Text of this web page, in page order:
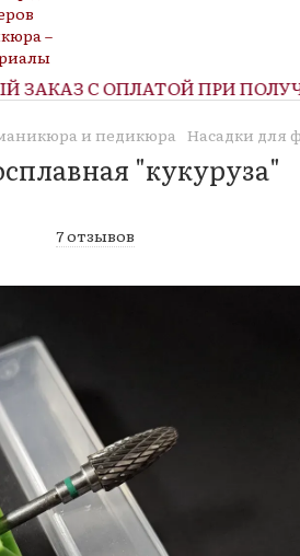
С ОПЛАТОЙ ПРИ
и педикюра Насадки для
"кукуруза"
7 отзывов